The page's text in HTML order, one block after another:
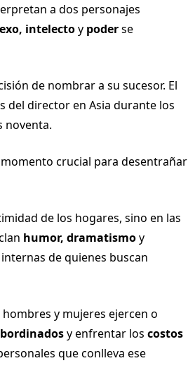
a dos personajes
intelectoy poderse
de nombrar a su sucesor. El
del director en Asia durante los
noventa.
crucial para desentrañar
de los hogares, sino en las
humor, dramatismoy
de quienes buscan
y mujeres ejercen o
y enfrentar los costos
que conlleva ese